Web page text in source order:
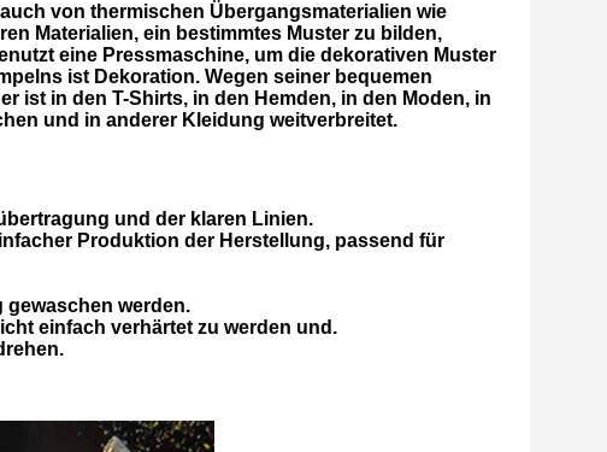
von thermischen Übergangsmaterialien wie
Materialien, ein bestimmtes Muster zu bilden,
eine Pressmaschine, um die dekorativen Muster
ist Dekoration. Wegen seiner bequemen
ist in den T-Shirts, in den Hemden, in den Moden, in
und in anderer Kleidung weitverbreitet.
und der klaren Linien.
Produktion der Herstellung, passend für
gewaschen werden.
einfach verhärtet zu werden und.